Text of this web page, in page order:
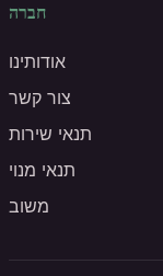
חברה
אודותינו
צור קשר
תנאי שירות
תנאי מנוי
משוב